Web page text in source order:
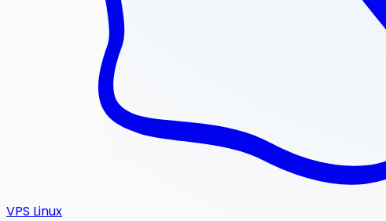
VPS Linux